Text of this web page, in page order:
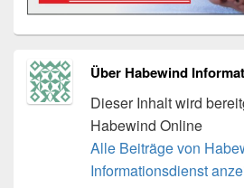
Über Habewind
Dieser Inhalt wird
Habewind Online
Alle Beiträge von
Informationsdienst